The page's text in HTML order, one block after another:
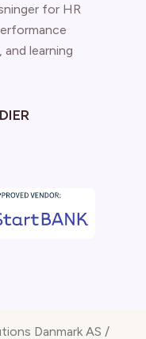
for HR
learning
Danmark AS /